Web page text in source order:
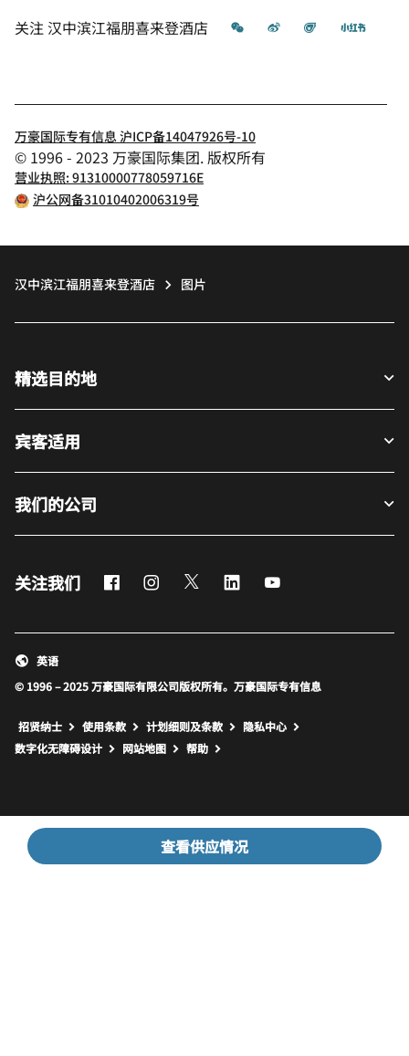
查看供应情况
关注 汉中滨江福朋喜来登酒店 微信 微博 飞猪 小红书
万豪国际专有信息 沪ICP备14047926号-10
© 1996 - 2023 万豪国际集团. 版权所有
营业执照: 91310000778059716E
沪公网备31010402006319号
汉中滨江福朋喜来登酒店 图片
精选目的地
宾客适用
我们的公司
关注我们 FacebookInstagram
Twitter LinkedIn
© 1996 – 2025 万豪国际有限公司版权所有。万豪国际专有信息
英语
招贤纳士 使用条款 计划细则及条款
隐私中心
数字化无障碍设计
网站地图 打开新窗口
帮助